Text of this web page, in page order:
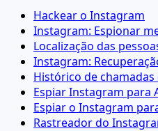
Hackear o Instagram
Instagram: Espionar
Localização das
Instagram:
Histórico de
Espiar Instagram para
Espiar o Instagram
Rastreador do